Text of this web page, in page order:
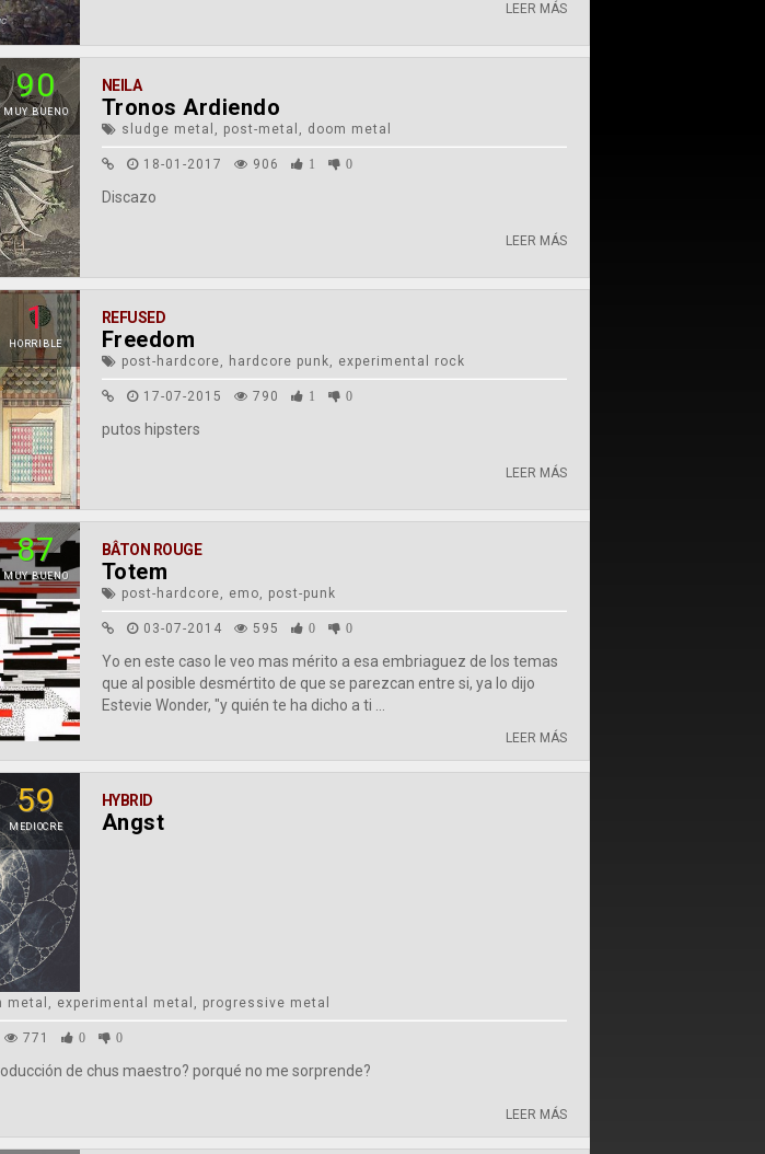
LEER MÁS
90
MUY BUENO
NEILA
Tronos Ardiendo
sludge metal, post-metal, doom metal
18-01-2017 906 1 0
Discazo
LEER MÁS
1
HORRIBLE
REFUSED
Freedom
post-hardcore, hardcore punk, experimental rock
17-07-2015 790 1 0
putos hipsters
LEER MÁS
87
MUY BUENO
BÂTON ROUGE
Totem
post-hardcore, emo, post-punk
03-07-2014 595 0 0
Yo en este caso le veo mas mérito a esa embriaguez de los temas
que al posible desmértito de que se parezcan entre si, ya lo dijo
Estevie Wonder, "y quién te ha dicho a ti ...
LEER MÁS
59
MEDIOCRE
HYBRID
Angst
experimental metal, progressive metal
771 0 0
de chus maestro? porqué no me sorprende?
LEER MÁS